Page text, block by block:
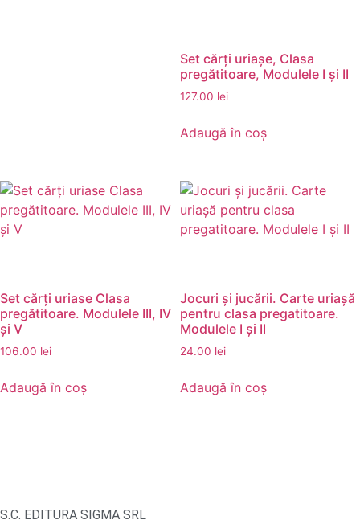
Set cărți uriașe, Clasa
pregătitoare, Modulele I și II
127.00 lei
Adaugă în coș
Set cărți uriase Clasa
pregătitoare. Modulele III, IV
și V
106.00 lei
Adaugă în coș
Jocuri şi jucării. Carte uriașă
pentru clasa pregatitoare.
Modulele I și II
24.00 lei
Adaugă în coș
S.C. EDITURA SIGMA SRL